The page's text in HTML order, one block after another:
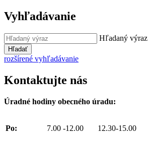
Vyhľadávanie
Hľadaný výraz
Hľadať
rozšírené vyhľadávanie
Kontaktujte nás
Úradné hodiny obecného úradu:
Po: 7.00 -12.00 12.30-15.00